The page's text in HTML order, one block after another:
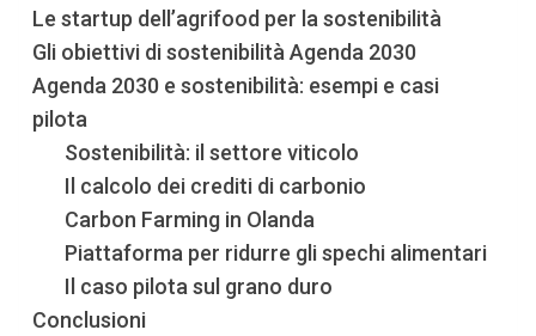
Le startup dell’agrifood per la sostenibilità
Gli obiettivi di sostenibilità Agenda 2030
Agenda 2030 e sostenibilità: esempi e casi
pilota
Sostenibilità: il settore viticolo
Il calcolo dei crediti di carbonio
Carbon Farming in Olanda
Piattaforma per ridurre gli spechi alimentari
Il caso pilota sul grano duro
Conclusioni